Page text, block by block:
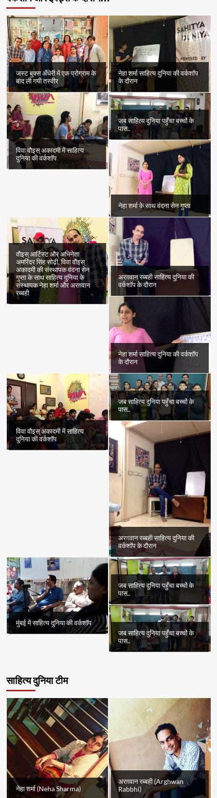
जस्ट बुक्स अँधेरी में एक प्रोग्राम के
बाद ली गयी तस्वीर
नेहा शर्मा साहित्य दुनिया की वर्कशॉप
के दौरान
विवा वौइस् अकादमी में साहित्य
दुनिया की वर्कशॉप
जब साहित्य दुनिया पहुँचा बच्चों के
पास..
नेहा शर्मा के साथ वंदना सेन गुप्ता
वौइस् आर्टिस्ट और अभिनेता
अमरिंदर सिंह सोढ़ी, विवा वौइस्
अकादमी की संस्थापक वंदना सेन
गुप्ता के साथ साहित्य दुनिया के
संस्थापक नेहा शर्मा और अरग़वान
रब्बही
अरग़वान रब्बही साहित्य दुनिया की
वर्कशॉप के दौरान
नेहा शर्मा साहित्य दुनिया की वर्कशॉप
के दौरान
विवा वौइस् अकादमी में साहित्य
दुनिया की वर्कशॉप
जब साहित्य दुनिया पहुँचा बच्चों के
पास..
अरग़वान रब्बही साहित्य दुनिया की
वर्कशॉप के दौरान
मुंबई में साहित्य दुनिया की वर्कशॉप
जब साहित्य दुनिया पहुँचा बच्चों के
पास..
जब साहित्य दुनिया पहुँचा बच्चों के
पास..
साहित्य दुनिया टीम
नेहा शर्मा (Neha Sharma)
अरग़वान रब्बही (Arghwan
Rabbhi)